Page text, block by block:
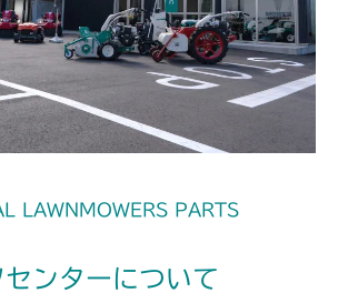
ントデフ FIG4 ナックル
YCS
ントデフ FIG4 ナックル
LAWNMOWERS PARTS
ンターについて